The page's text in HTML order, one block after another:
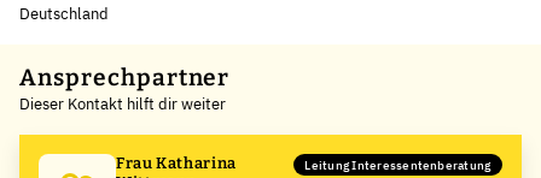
Deutschland
+
−
Ansprechpartner
Dieser Kontakt hilft dir weiter
Frau Katharina
Leitung Interessentenberatung